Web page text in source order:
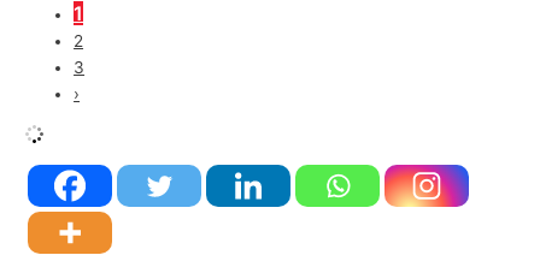
1
2
3
›